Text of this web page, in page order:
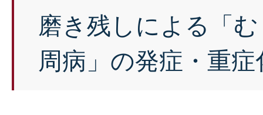
磨き残しによる「
周病」の発症・重